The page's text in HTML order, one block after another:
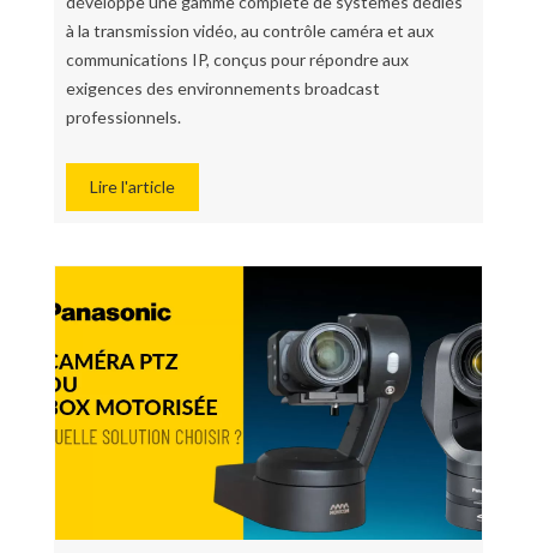
à la transmission vidéo, au contrôle caméra et aux
communications IP, conçus pour répondre aux
exigences des environnements broadcast
professionnels.
Lire l'article